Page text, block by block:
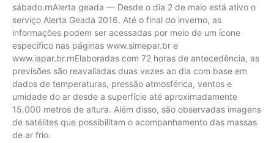
sábado.rnAlerta geada — Desde o dia 2 de maio está ativo o
serviço Alerta Geada 2016. Até o final do inverno, as
informações podem ser acessadas por meio de um ícone
específico nas páginas www.simepar.br e
www.iapar.br.rnElaboradas com 72 horas de antecedência, as
previsões são reavaliadas duas vezes ao dia com base em
dados de temperaturas, pressão atmosférica, ventos e
umidade do ar desde a superfície até aproximadamente
15.000 metros de altura. Além disso, são observadas imagens
de satélites que possibilitam o acompanhamento das massas
de ar frio.